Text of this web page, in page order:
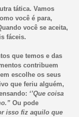
tática. Vamos
você é para,
você se aceita,
fáceis.
que temos e das
contribuem
escolhe os seus
que feriu alguém,
‘’Que coisa
Ou pode
isso fiz aquilo que